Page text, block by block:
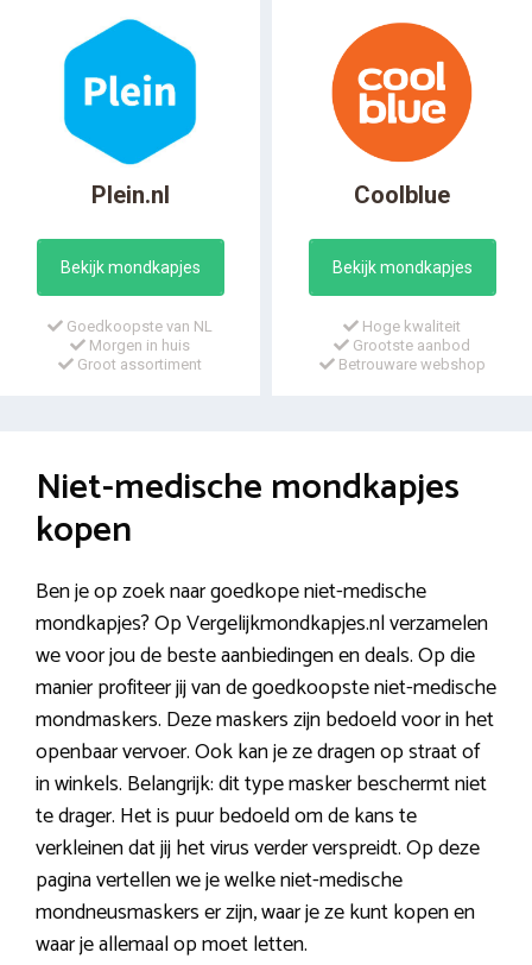
Plein.nl
Bekijk mondkapjes
Goedkoopste van NL
Morgen in huis
Groot assortiment
Coolblue
Bekijk mondkapjes
Hoge kwaliteit
Grootste aanbod
Betrouware webshop
Niet-medische mondkapjes
kopen
Ben je op zoek naar goedkope niet-medische
mondkapjes? Op Vergelijkmondkapjes.nl verzamelen
we voor jou de beste aanbiedingen en deals. Op die
manier profiteer jij van de goedkoopste niet-medische
mondmaskers. Deze maskers zijn bedoeld voor in het
openbaar vervoer. Ook kan je ze dragen op straat of
in winkels. Belangrijk: dit type masker beschermt niet
te drager. Het is puur bedoeld om de kans te
verkleinen dat jij het virus verder verspreidt. Op deze
pagina vertellen we je welke niet-medische
mondneusmaskers er zijn, waar je ze kunt kopen en
waar je allemaal op moet letten.